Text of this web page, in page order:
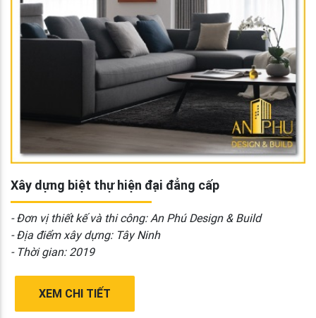
Xây dựng biệt thự hiện đại đẳng cấp
- Đơn vị thiết kế và thi công: An Phú Design & Build
- Địa điểm xây dựng: Tây Ninh
- Thời gian: 2019
XEM CHI TIẾT